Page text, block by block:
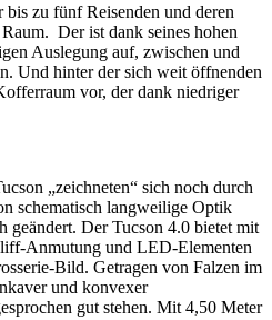
zu fünf Reisenden und deren
Der ist dank seines hohen
Auslegung auf, zwischen und
Und hinter der sich weit öffnenden
vor, der dank niedriger
„zeichneten“ sich noch durch
schematisch langweilige Optik
geändert. Der Tucson 4.0 bietet mit
Anmutung und LED-Elementen
Bild. Getragen von Falzen im
und konvexer
gut stehen. Mit 4,50 Meter